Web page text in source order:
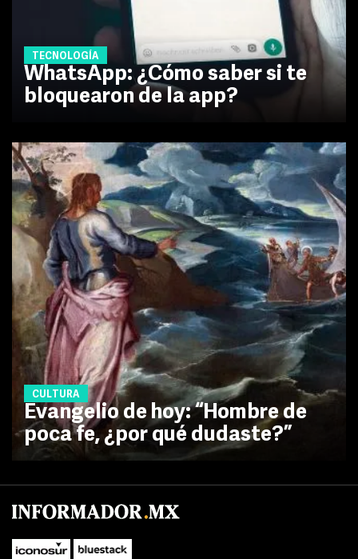
TECNOLOGÍA
WhatsApp: ¿Cómo saber si te
bloquearon de la app?
CULTURA
Evangelio de hoy: “Hombre de
poca fe, ¿por qué dudaste?”